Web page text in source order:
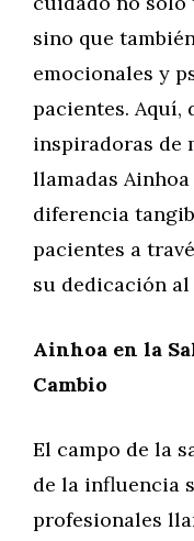
sino que
emocionales y
pacientes. Aquí,
inspiradoras de
llamadas
diferencia
pacientes a
su dedicación
Ainhoa en la
Cambio
El campo de la
de la influencia
profesionales